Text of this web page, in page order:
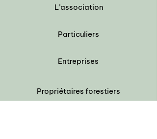
L’association
Particuliers
Entreprises
Propriétaires forestiers